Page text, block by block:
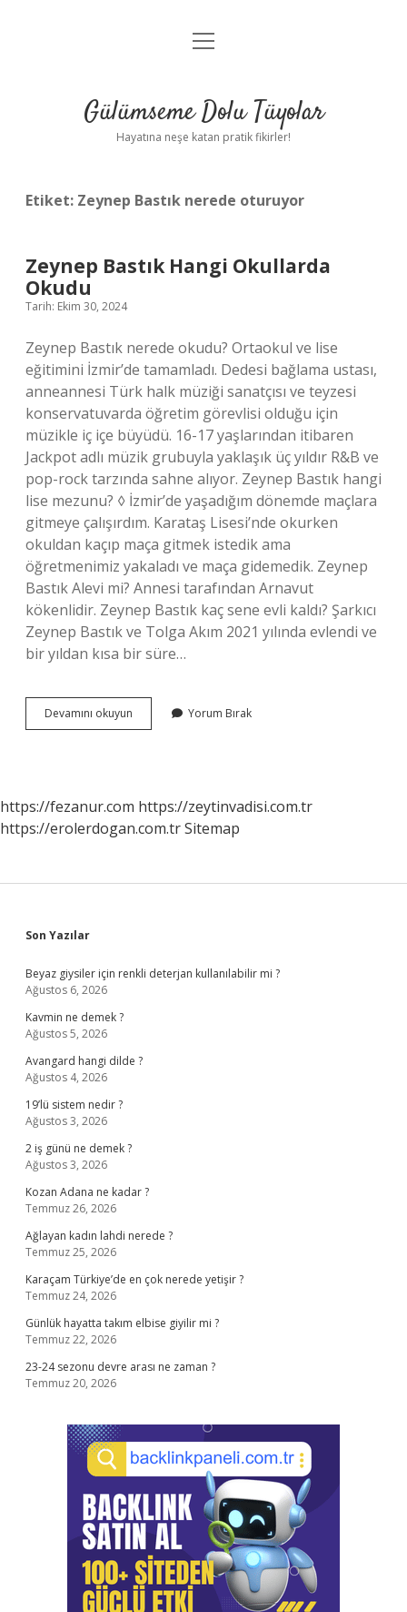
Anasayfa
Yasal Uyarı
menüyü
Gülümseme Dolu Tüyolar
Hayatına neşe katan pratik fikirler!
Etiket: Zeynep Bastık nerede oturuyor
Zeynep Bastık Hangi Okullarda
Okudu
Tarih: Ekim 30, 2024
Zeynep Bastık nerede okudu? Ortaokul ve lise
eğitimini İzmir’de tamamladı. Dedesi bağlama ustası,
anneannesi Türk halk müziği sanatçısı ve teyzesi
konservatuvarda öğretim görevlisi olduğu için
müzikle iç içe büyüdü. 16-17 yaşlarından itibaren
Jackpot adlı müzik grubuyla yaklaşık üç yıldır R&B ve
pop-rock tarzında sahne alıyor. Zeynep Bastık hangi
lise mezunu? ◊ İzmir’de yaşadığım dönemde maçlara
gitmeye çalışırdım. Karataş Lisesi’nde okurken
okuldan kaçıp maça gitmek istedik ama
öğretmenimiz yakaladı ve maça gidemedik. Zeynep
Bastık Alevi mi? Annesi tarafından Arnavut
kökenlidir. Zeynep Bastık kaç sene evli kaldı? Şarkıcı
Zeynep Bastık ve Tolga Akım 2021 yılında evlendi ve
bir yıldan kısa bir süre…
Devamını okuyun
Bastık
Yorum Bırak
https://fezanur.com https://zeytinvadisi.com.tr
https://erolerdogan.com.trSitemap
Sidebar
Son Yazılar
Beyaz giysiler için renkli deterjan kullanılabilir mi ?
Ağustos 6, 2026
Kavmin ne demek ?
Ağustos 5, 2026
Avangard hangi dilde ?
Ağustos 4, 2026
19’lü sistem nedir ?
Ağustos 3, 2026
2 iş günü ne demek ?
Ağustos 3, 2026
Kozan Adana ne kadar ?
Temmuz 26, 2026
Ağlayan kadın lahdi nerede ?
Temmuz 25, 2026
Karaçam Türkiye’de en çok nerede yetişir ?
Temmuz 24, 2026
Günlük hayatta takım elbise giyilir mi ?
Temmuz 22, 2026
23-24 sezonu devre arası ne zaman ?
Temmuz 20, 2026